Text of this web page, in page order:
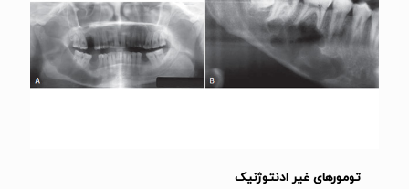
تومورهای غیر ادنتوژنیک